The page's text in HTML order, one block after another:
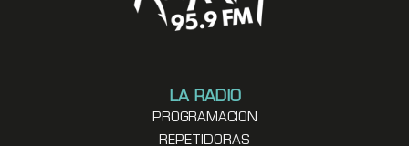
LA RADIO
PROGRAMACION
REPETIDORAS